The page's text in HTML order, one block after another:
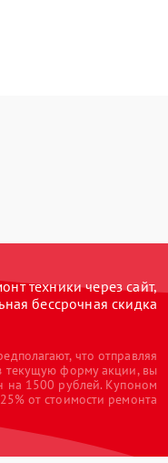
техники через сайт,
бессрочная скидка
что отправляя
текущую форму акции, вы
на 1500 рублей. Купоном
от стоимости ремонта